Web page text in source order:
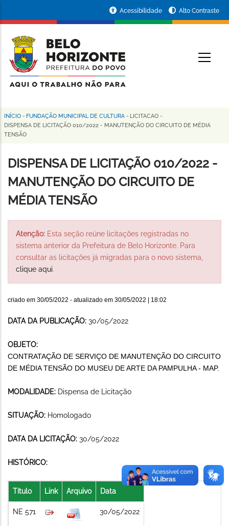
conteúdo
principal
da
Prefeitura
de
Horizonte
Acessibilidade Alto Contraste
Trilha
de
navegação
INÍCIO - FUNDAÇÃO MUNICIPAL DE CULTURA - LICITACAO -
DISPENSA DE LICITAÇÃO 010/2022 - MANUTENÇÃO DO CIRCUITO DE MÉDIA
TENSÃO
DISPENSA DE LICITAÇÃO 010/2022 -
MANUTENÇÃO DO CIRCUITO DE
MÉDIA TENSÃO
Atenção: Esta seção reúne licitações registradas no
sistema anterior da Prefeitura de Belo Horizonte. Para
consultar as licitações já migradas para o novo sistema,
clique aqui.
criado em 30/05/2022 - atualizado em 30/05/2022 | 18:02
DATA DA PUBLICAÇÃO: 30/05/2022
OBJETO:
CONTRATAÇÃO DE SERVIÇO DE MANUTENÇÃO DO CIRCUITO
DE MÉDIA TENSÃO DO MUSEU DE ARTE DA PAMPULHA - MAP.
MODALIDADE: Dispensa de Licitação
SITUAÇÃO: Homologado
DATA DA LICITAÇÃO: 30/05/2022
HISTÓRICO:
Título Link Arquivo Data
NE 571 30/05/2022